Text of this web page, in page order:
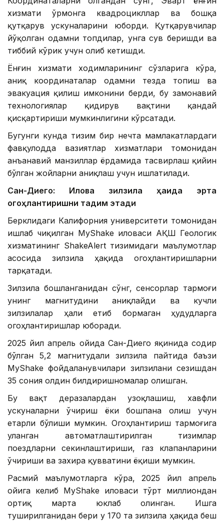
хизмати ўрмонга квадроцикллар ва бошқа
қутқарув ускуналарини юборди. Қутқарувчилар
йўқолган одамни топдилар, унга сув беришди ва
тиббий кўрик учун олиб кетишди.
Ёнғин хизмати ходимларининг сўзларига кўра,
аниқ координаталар одамни тезда топиш ва
эвакуация қилиш имконини берди, бу замонавий
технологиялар қидирув вақтини қандай
қисқартириши мумкинлигини кўрсатади.
Бугунги кунда тизим бир нечта мамлакатлардаги
фавқулодда вазиятлар хизматлари томонидан
анъанавий манзиллар ёрдамида тасвирлаш қийин
бўлган жойларни аниқлаш учун ишлатилади.
Сан-Диего: Илова зилзила ҳақида эрта
огоҳлантиришни тақдим этади
Берклидаги Калифорния университети томонидан
ишлаб чиқилган MyShake иловаси АҚШ Геологик
хизматининг ShakeAlert тизимидаги маълумотлар
асосида зилзила ҳақида огоҳлантиришларни
тарқатади.
Зилзила бошланганидан сўнг, сенсорлар тармоғи
унинг магнитудини аниқлайди ва кучли
зилзилалар ҳали етиб бормаган ҳудудларга
огоҳлантиришлар юборади.
2025 йил апрель ойида Сан-Диего яқинида содир
бўлган 5,2 магнитудали зилзила пайтида баъзи
MyShake фойдаланувчилари зилзилани сезишдан
35 сония олдин билдиришномалар олишган.
Бу вақт деразалардан узоқлашиш, хавфли
ускуналарни ўчириш ёки бошпана олиш учун
етарли бўлиши мумкин. Огоҳлантириш тармоғига
уланган автоматлаштирилган тизимлар
поездларни секинлаштириши, газ клапанларини
ўчириши ва захира қувватини ёқиши мумкин.
Расмий маълумотларга кўра, 2025 йил апрель
ойига келиб MyShake иловаси тўрт миллиондан
ортиқ марта юклаб олинган. Ишга
туширилганидан бери у 170 та зилзила ҳақида беш